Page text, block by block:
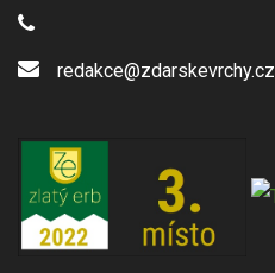
redakce@zdarskevrchy.cz